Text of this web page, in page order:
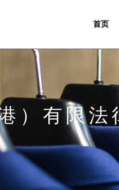
首页
）有限法